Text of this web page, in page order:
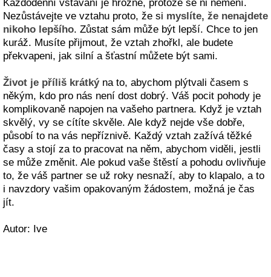
Každodenní vstávání je hrozné, protože se ni nemění.
Nezůstávejte ve vztahu proto, že si myslíte, že nenajdete
nikoho lepšího. Zůstat sám může být lepší. Chce to jen
kuráž. Musíte přijmout, že vztah zhořkl, ale budete
překvapeni, jak silní a šťastní můžete být sami.
Život je příliš krátkýna to, abychom plýtvali časem s
někým, kdo pro nás není dost dobrý. Váš pocit pohody je
komplikovaně napojen na vašeho partnera. Když je vztah
skvělý, vy se cítíte skvěle. Ale když nejde vše dobře,
působí to na vás nepříznivě. Každý vztah zažívá těžké
časy a stojí za to pracovat na něm, abychom viděli, jestli
se může změnit. Ale pokud vaše štěstí a pohodu ovlivňuje
to, že váš partner se už roky nesnaží, aby to klapalo, a to
i navzdory vašim opakovaným žádostem, možná je čas
jít.
Autor: Ive